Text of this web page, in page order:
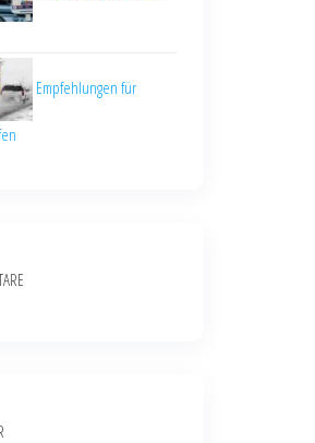
Empfehlungen für